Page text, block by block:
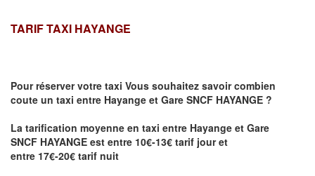
TARIF TAXI HAYANGE
Pour réserver votre taxi Vous souhaitez savoircombien
coute un taxi entre Hayange et Gare SNCF HAYANGE ?
La tarification moyenne en taxi entre Hayange et Gare
SNCF HAYANGE est entre 10€-13€ tarif jour et
entre 17€-20€ tarif nuit